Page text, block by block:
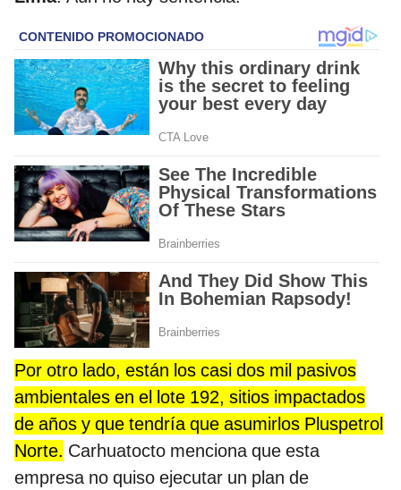
Por otro lado, están los casi dos mil pasivos
ambientales en el lote 192, sitios impactados
de años y que tendría que asumirlos Pluspetrol
Norte. Carhuatocto menciona que esta
empresa no quiso ejecutar un plan de